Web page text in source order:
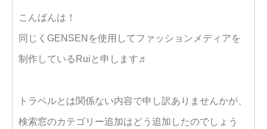
こんばんは！
同じくGENSENを使用してファッションメディアを
制作しているRuiと申します♬
トラベルとは関係ない内容で申し訳ありませんかが、
検索窓のカテゴリー追加はどう追加したのでしょう